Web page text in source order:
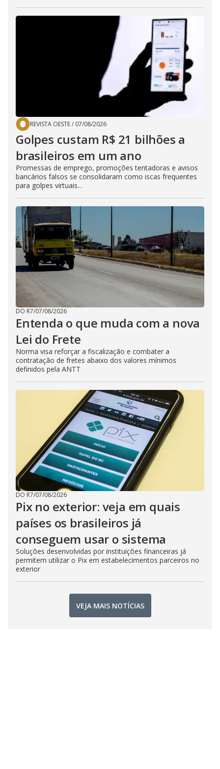
REVISTA OESTE/ 07/08/2026
Golpes custam R$ 21 bilhões a
brasileiros em um ano
Promessas de emprego, promoções tentadoras e avisos
bancários falsos se consolidaram como iscas frequentes
para golpes virtuais...
DO R7/07/08/2026
Entenda o que muda com a nova
Lei do Frete
Norma visa reforçar a fiscalização e combater a
contratação de fretes abaixo dos valores mínimos
definidos pela ANTT
DO R7/07/08/2026
Pix no exterior: veja em quais
países os brasileiros já
conseguem usar o sistema
Soluções desenvolvidas por instituições financeiras já
permitem utilizar o Pix em estabelecimentos parceiros no
exterior
VEJA MAIS NOTÍCIAS